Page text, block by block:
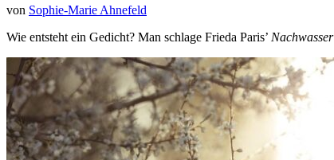
von Sophie-Marie Ahnefeld
Wie entsteht ein Gedicht? Man schlage Frieda Paris’ Nachwasser